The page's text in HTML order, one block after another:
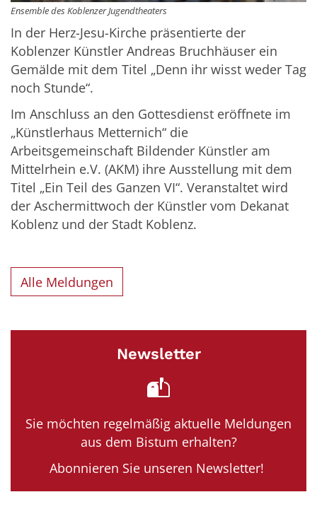
Ensemble des Koblenzer Jugendtheaters
In der Herz-Jesu-Kirche präsentierte der
Koblenzer Künstler Andreas Bruchhäuser ein
Gemälde mit dem Titel „Denn ihr wisst weder Tag
noch Stunde“.
Im Anschluss an den Gottesdienst eröffnete im
„Künstlerhaus Metternich“ die
Arbeitsgemeinschaft Bildender Künstler am
Mittelrhein e.V. (AKM) ihre Ausstellung mit dem
Titel „Ein Teil des Ganzen VI“. Veranstaltet wird
der Aschermittwoch der Künstler vom Dekanat
Koblenz und der Stadt Koblenz.
Alle Meldungen
Newsletter
Sie möchten regelmäßig aktuelle Meldungen
aus dem Bistum erhalten?
Abonnieren Sie unseren Newsletter!